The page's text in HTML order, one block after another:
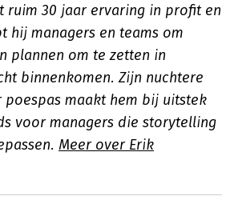
ruim 30 jaar ervaring in profit en
hij managers en teams om
plannen om te zetten in
binnenkomen. Zijn nuchtere
poespas maakt hem bij uitstek
voor managers die storytelling
Meer over Erik